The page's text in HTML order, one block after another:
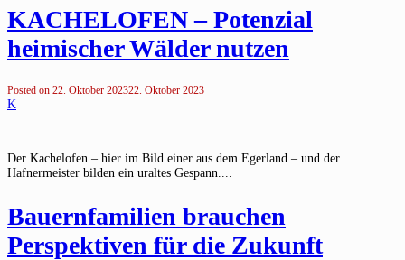
KACHELOFEN – Potenzial
heimischer Wälder nutzen
Posted on 22. Oktober 202322. Oktober 2023
K
Der Kachelofen – hier im Bild einer aus dem Egerland – und der
Hafnermeister bilden ein uraltes Gespann....
Bauernfamilien brauchen
Perspektiven für die Zukunft